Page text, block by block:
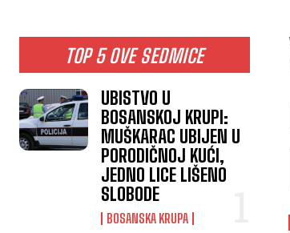
TOP 5 OVE SEDMICE
UBISTVO U
BOSANSKOJ KRUPI:
MUŠKARAC UBIJEN U
PORODIČNOJ KUĆI,
JEDNO LICE LIŠENO
SLOBODE
BOSANSKA KRUPA